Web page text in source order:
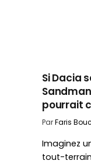
Si Dacia
pourrait
ParFaris
Imaginez
tout-